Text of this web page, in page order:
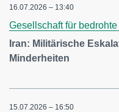
16.07.2026 – 13:40
Gesellschaft für
Iran: Militärische
Minderheiten
15.07.2026 – 16:50